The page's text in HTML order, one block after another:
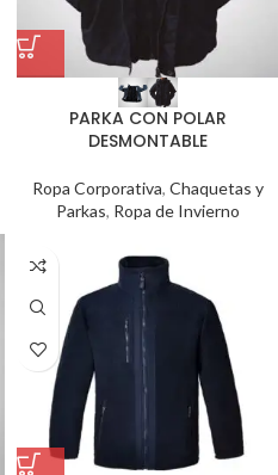
PARKA CON POLAR
DESMONTABLE
Ropa Corporativa, Chaquetas y
Parkas, Ropa de Invierno